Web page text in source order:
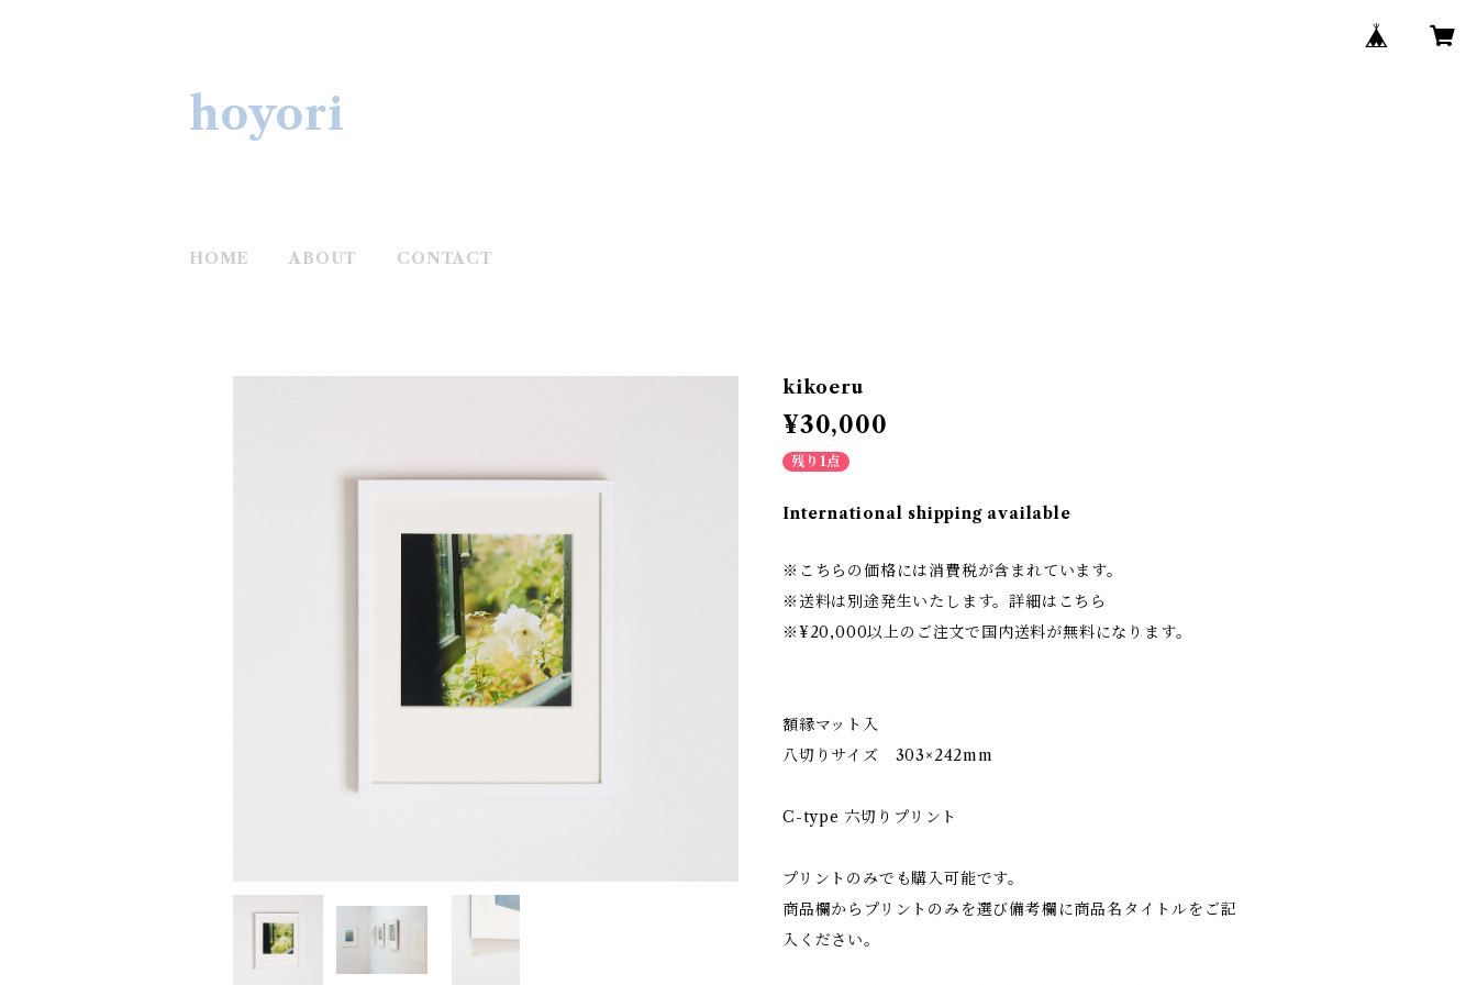
hoyori
HOME ABOUT CONTACT
kikoeru
¥30,000
残り1点
International shipping available
※こちらの価格には消費税が含まれています。
※送料は別途発生いたします。詳細はこちら
※¥20,000以上のご注文で国内送料が無料になります。
額縁マット入
八切りサイズ 303×242mm
C-type 六切りプリント
プリントのみでも購入可能です。
商品欄からプリントのみを選び備考欄に商品名タイトルをご記
入ください。